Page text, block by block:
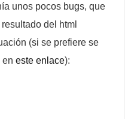
unos pocos bugs, que
del html
(si se prefiere se
eneste enlace):